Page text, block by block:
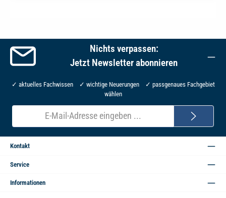
Nichts verpassen:
Jetzt Newsletter abonnieren
✓ aktuelles Fachwissen ✓ wichtige Neuerungen ✓ passgenaues Fachgebiet
wählen
E-
Mail-
Adresse*
Kontakt
Service
Informationen